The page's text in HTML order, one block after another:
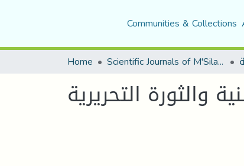
Communities & Collections
Home Scientific Journals of M'Sila University
والثورة التحريرية